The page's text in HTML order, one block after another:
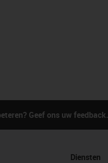
Geef ons uw feedback.
Diensten